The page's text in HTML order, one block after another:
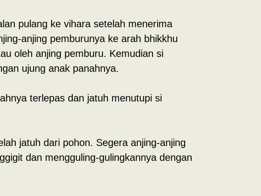
pulang ke vihara setelah menerima
anjing pemburunya ke arah bhikkhu
oleh anjing pemburu. Kemudian si
ujung anak panahnya.
terlepas dan jatuh menutupi si
jatuh dari pohon. Segera anjing-anjing
dan mengguling-gulingkannya dengan